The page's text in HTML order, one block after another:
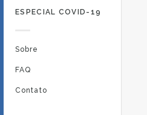
ESPECIAL COVID-19
Sobre
FAQ
Contato